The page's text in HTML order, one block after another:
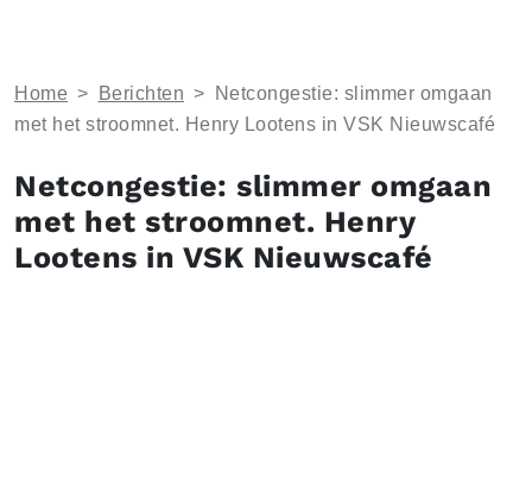
Home > Berichten >
Netcongestie: slimmer omgaan
met het stroomnet. Henry Lootens in VSK Nieuwscafé
Netcongestie: slimmer omgaan
met het stroomnet. Henry
Lootens in VSK Nieuwscafé